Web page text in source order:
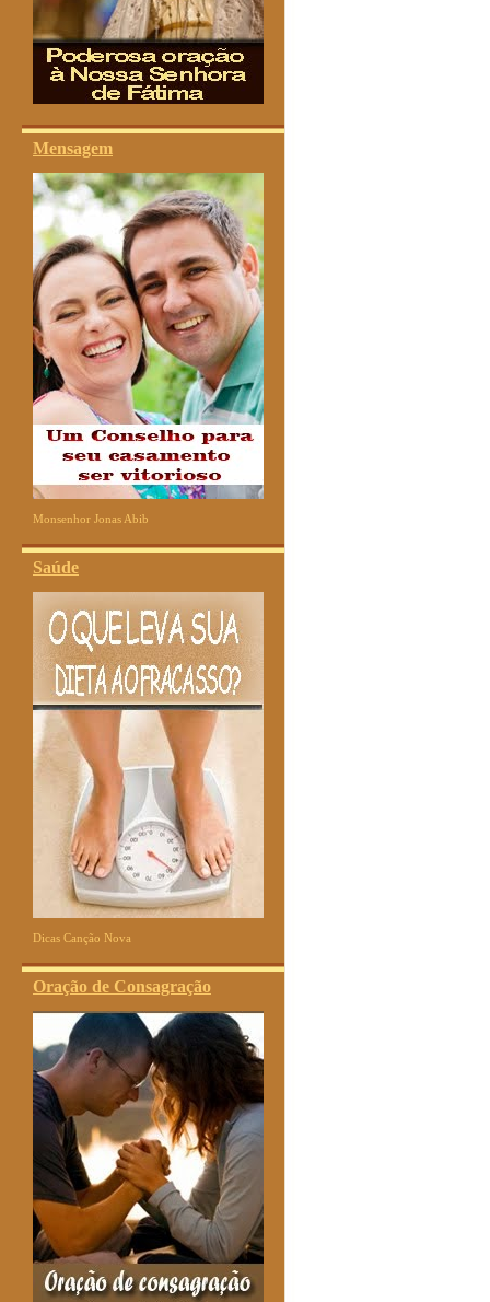
Mensagem
Monsenhor Jonas Abib
Saúde
Dicas Canção Nova
Oração de Consagração